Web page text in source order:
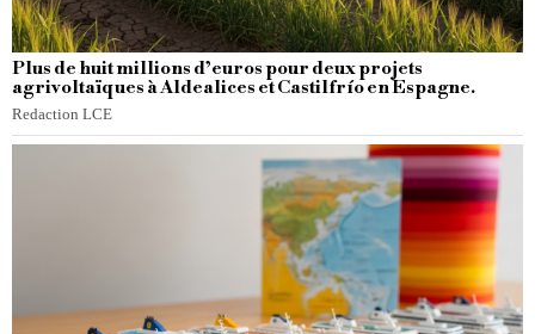
Plus de huit millions d’euros pour deux projets
agrivoltaïques à Aldealices et Castilfrío en Espagne.
Redaction LCE